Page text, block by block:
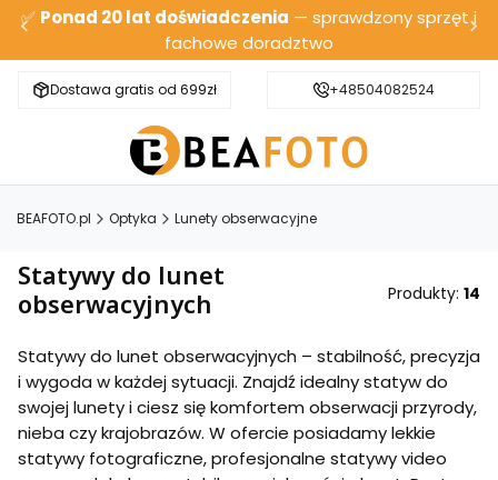
✅ Ponad 20 lat doświadczenia — sprawdzony sprzęt i
fachowe doradztwo
Dostawa gratis od 699zł Bezpieczna wysyłka
+48504082524
BEAFOTO.pl Optyka Lunety obserwacyjne
Statywy do lunet
obserwacyjnych
Produkty: 14
Statywy do lunet obserwacyjnych – stabilność, precyzja
i wygoda w każdej sytuacji. Znajdź idealny statyw do
swojej lunety i ciesz się komfortem obserwacji przyrody,
nieba czy krajobrazów. W ofercie posiadamy lekkie
statywy fotograficzne, profesjonalne statywy video